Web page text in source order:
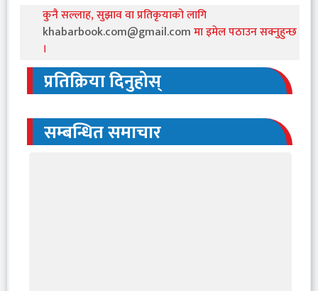
कुनै सल्लाह, सुझाव वा प्रतिकृयाको लागि
khabarbook.com@gmail.comमा इमेल पठाउन सक्नुहुन्छ
।
प्रतिक्रिया दिनुहोस्
सम्बन्धित समाचार